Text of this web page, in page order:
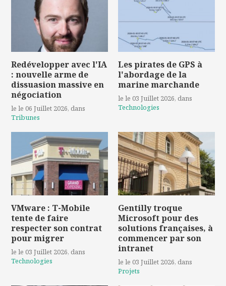
Redévelopper avec l'IA
: nouvelle arme de
dissuasion massive en
négociation
le le 06 Juillet 2026, dans
Tribunes
Les pirates de GPS à
l'abordage de la
marine marchande
le le 03 Juillet 2026, dans
Technologies
VMware : T-Mobile
tente de faire
respecter son contrat
pour migrer
le le 03 Juillet 2026, dans
Technologies
Gentilly troque
Microsoft pour des
solutions françaises, à
commencer par son
intranet
le le 03 Juillet 2026, dans
Projets